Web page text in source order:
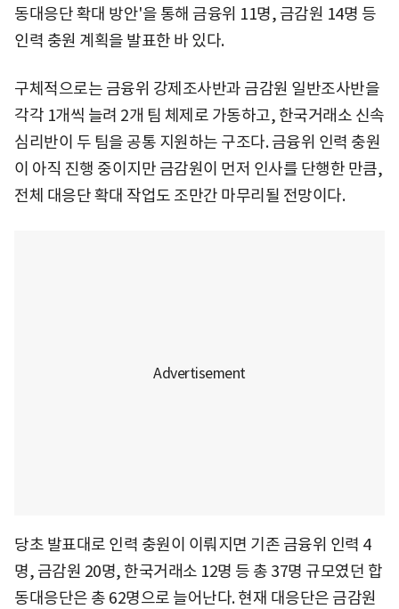
동대응단 확대 방안'을 통해 금융위 11명, 금감원 14명 등
인력 충원 계획을 발표한 바 있다.
구체적으로는 금융위 강제조사반과 금감원 일반조사반을
각각 1개씩 늘려 2개 팀 체제로 가동하고, 한국거래소 신속
심리반이 두 팀을 공통 지원하는 구조다. 금융위 인력 충원
이 아직 진행 중이지만 금감원이 먼저 인사를 단행한 만큼,
전체 대응단 확대 작업도 조만간 마무리될 전망이다.
당초 발표대로 인력 충원이 이뤄지면 기존 금융위 인력 4
명, 금감원 20명, 한국거래소 12명 등 총 37명 규모였던 합
동대응단은 총 62명으로 늘어난다. 현재 대응단은 금감원